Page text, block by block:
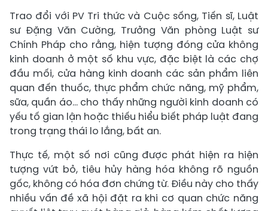
Trao đổi với PV Tri thức và Cuộc sống, Tiến sĩ, Luật
sư Đặng Văn Cường, Trưởng Văn phòng Luật sư
Chính Pháp cho rằng, hiện tượng đóng cửa không
kinh doanh ở một số khu vực, đặc biệt là các chợ
đầu mối, cửa hàng kinh doanh các sản phẩm liên
quan đến thuốc, thực phẩm chức năng, mỹ phẩm,
sữa, quần áo… cho thấy những người kinh doanh có
yếu tố gian lận hoặc thiếu hiểu biết pháp luật đang
trong trạng thái lo lắng, bất an.
Thực tế, một số nơi cũng được phát hiện ra hiện
tượng vứt bỏ, tiêu hủy hàng hóa không rõ nguồn
gốc, không có hóa đơn chứng từ. Điều này cho thấy
nhiều vấn đề xã hội đặt ra khi cơ quan chức năng